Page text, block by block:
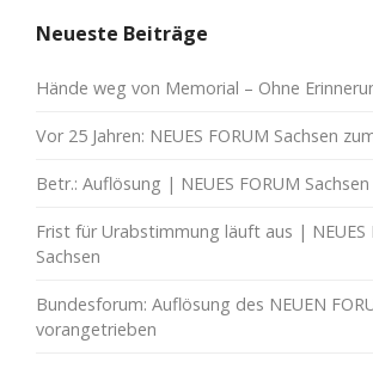
Neueste Beiträge
Hände weg von Memorial – Ohne
Vor 25 Jahren: NEUES FORUM Sachsen
Betr.: Auflösung | NEUES FORUM Sachsen
Frist für Urabstimmung läuft aus | NEUES
Sachsen
Bundesforum: Auflösung des NEUEN
vorangetrieben